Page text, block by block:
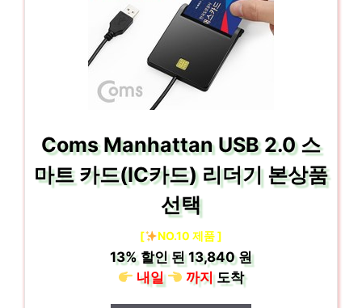
Coms Manhattan USB 2.0 스
마트 카드(IC카드) 리더기 본상품
선택
[ NO.10 제품 ]
13%할인 된13,840 원
내일
까지도착